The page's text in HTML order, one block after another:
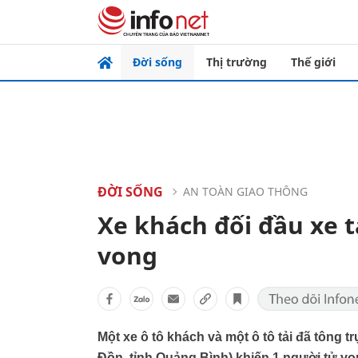
Đời sống Thị trường Thế giới
ĐỜI SỐNG AN TOÀN GIAO THÔNG
Xe khách đối đầu xe
vong
Một xe ô tô khách và một ô tô tải đã tông